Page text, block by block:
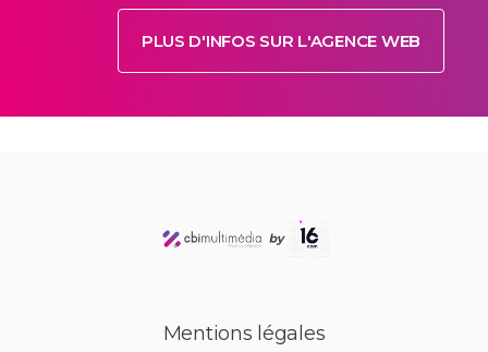
PLUS D'INFOS SUR L'AGENCE WEB
Mentions légales